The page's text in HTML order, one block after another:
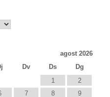
agost 2026
Dv Ds
Dg
1
2
7 8
9